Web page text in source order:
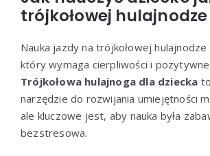
trójkołowej hulajnodze
Nauka jazdy na trójkołowej
który wymaga cierpliwości i
Trójkołowa hulajnoga dla dziecka
narzędzie do rozwijania umiejętności
ale kluczowe jest, aby nauka była
bezstresowa.